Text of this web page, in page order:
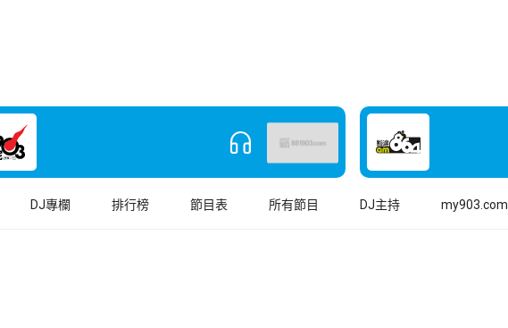
DJ專欄 排行榜 節目表 所有節目 DJ主持 my903.com